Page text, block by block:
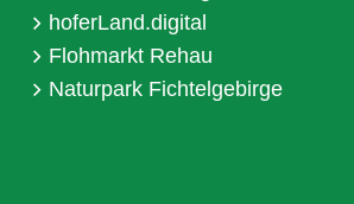
hoferLand.digital
Flohmarkt Rehau
Naturpark Fichtelgebirge